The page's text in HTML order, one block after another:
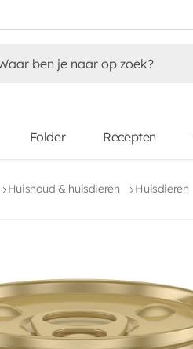
Folder Recepten
Huishoud & huisdieren Huisdieren